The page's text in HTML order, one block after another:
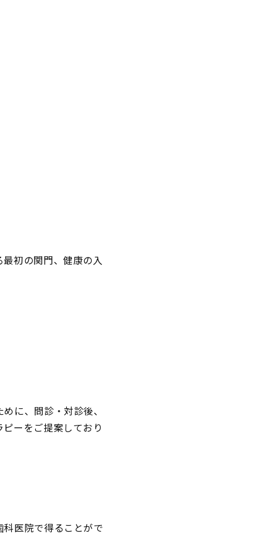
初の関門、健康の入
に、問診・対診後、
ーをご提案しており
医院で得ることがで